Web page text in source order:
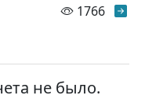
1766
не было.